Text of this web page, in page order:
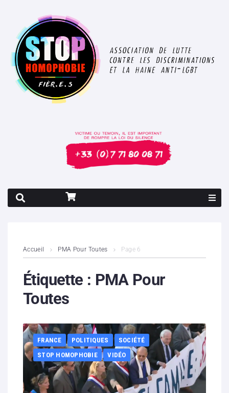
Contenus litigieux
Nous soutenir
Partenaires
Contacts
Accueil PMA Pour Toutes Page 6
Étiquette : PMA Pour
Toutes
FRANCE POLITIQUES
SOCIÉTÉ
STOP HOMOPHOBIE
VIDÉO